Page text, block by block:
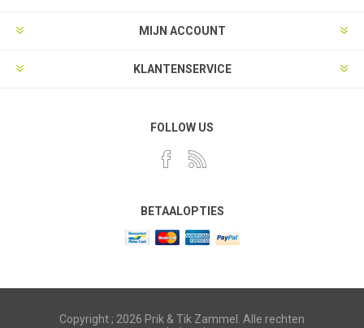
MIJN ACCOUNT
KLANTENSERVICE
FOLLOW US
BETAALOPTIES
Copyright ; 2026 Prik & Tik Zammel. Alle rechten